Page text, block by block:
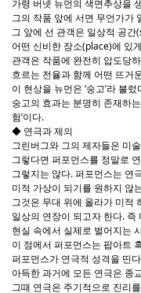
가령 버넷 뉴먼의 색면추상을
그의 작품 앞에 서면 무언가가
그 앞에 선 관객은 일상적 공간
어떤 신비한 장소(place)에 있
관객은 작품에 완전히 압도당
흐르는 전율과 함께 어떤 뜨거
이 현상을 뉴먼은 ‘숭고’라 불렀
숭고의 효과는 분명히 존재하
험’이다.
◆ 연극과 제의
그린버그와 그의 제자들은 미
그렇다면 퍼포먼스를 정말로
그렇지는 않다. 퍼포먼스는 연
미적 가상이 되기를 원하지 않
그것은 무대 위에 올라가 미적
일상의 연장이 되고자 한다.
현실 속에서 실제로 벌어지는
이 점에서 퍼포먼스는 팝아트
퍼포먼스가 연극적 성격을 띤
아득한 과거에 모든 연극은 종
그때 연극은 주기적으로 진리